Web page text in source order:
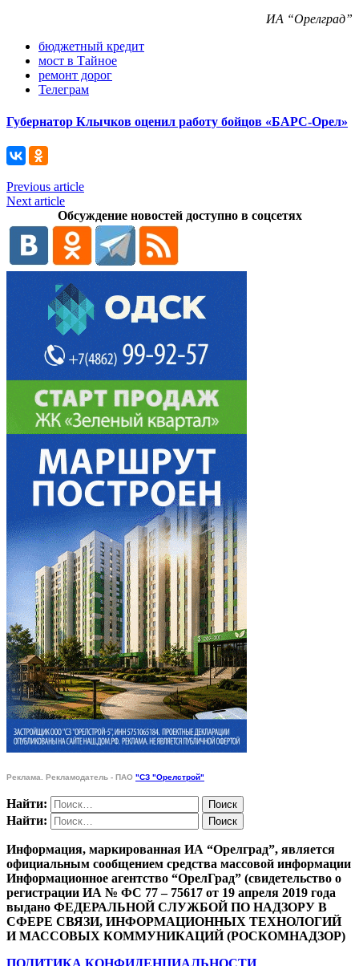
ИА “Орелград”
бюджетный кредит
мост в Тайное
ремонт дорог
Телеграм
Губернатор Клычков оценил работу бойцов «БАРС-Орел»
Previous article
Next article
Обсуждение новостей доступно в соцсетях
Реклама. Рекламодатель - ПАО "СЗ "Орелстрой"
Найти:
Найти:
Информация, маркированная ИА “Орелград”, является
официальным сообщением средства массовой информации
Информационное агентство “ОрелГрад” (свидетельство о
регистрации ИА № ФС 77 – 75617 от 19 апреля 2019 года
выдано ФЕДЕРАЛЬНОЙ СЛУЖБОЙ ПО НАДЗОРУ В
СФЕРЕ СВЯЗИ, ИНФОРМАЦИОННЫХ ТЕХНОЛОГИЙ
И МАССОВЫХ КОММУНИКАЦИЙ (РОСКОМНАДЗОР)
ПОЛИТИКА КОНФИДЕНЦИАЛЬНОСТИ